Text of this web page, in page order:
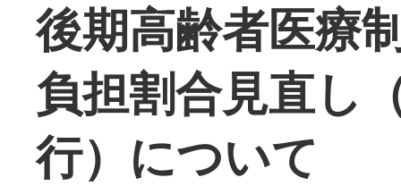
後期高齢者医療
負担割合見直し
行）について